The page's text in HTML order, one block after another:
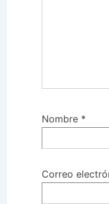
Nombre *
Correo